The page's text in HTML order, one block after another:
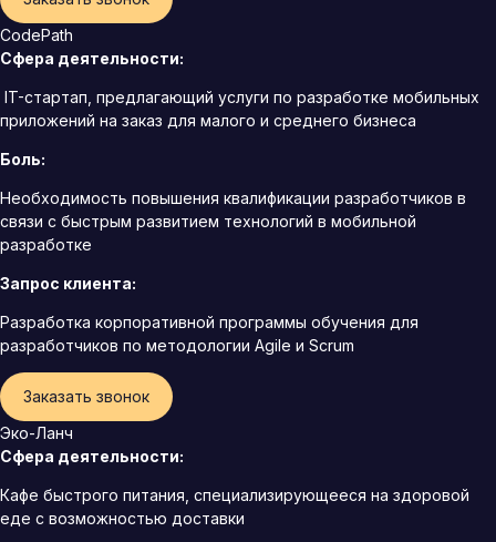
CodePath
Сфера деятельности:
IT-стартап, предлагающий услуги по разработке мобильных
приложений на заказ для малого и среднего бизнеса
Боль:
Необходимость повышения квалификации разработчиков в
связи с быстрым развитием технологий в мобильной
разработке
Запрос клиента:
Разработка корпоративной программы обучения для
разработчиков по методологии Agile и Scrum
Заказать звонок
Эко-Ланч
Сфера деятельности:
Кафе быстрого питания, специализирующееся на здоровой
еде с возможностью доставки